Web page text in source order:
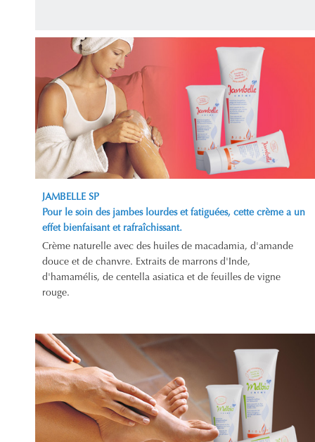
JAMBELLE SP
Pour le soin des jambes lourdes et fatiguées, cette crème a un
effet bienfaisant et rafraîchissant.
Crème naturelle avec des huiles de macadamia, d'amande
douce et de chanvre. Extraits de marrons d'Inde,
d'hamamélis, de centella asiatica et de feuilles de vigne
rouge.